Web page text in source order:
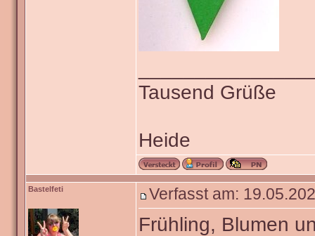
Tausend Grüße
Heide
Bastelfeti Verfasst am:
Frühling, Blumen